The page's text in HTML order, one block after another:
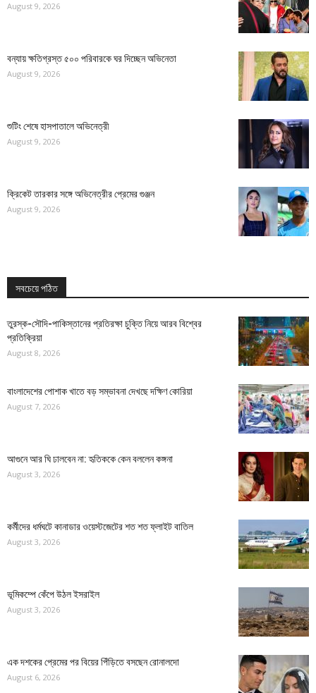
August 9, 2026
বন্যায় ক্ষতিগ্রস্ত ৫০০ পরিবারকে ঘর দিচ্ছেন অভিনেতা
August 9, 2026
শুটিং শেষে হাসপাতালে অভিনেত্রী
August 9, 2026
ক্রিকেট তারকার সঙ্গে অভিনেত্রীর প্রেমের গুঞ্জন
August 9, 2026
সবচেয়ে পঠিত
তুরস্ক-সৌদি-পাকিস্তানের প্রতিরক্ষা চুক্তি নিয়ে আরব বিশ্বের
প্রতিক্রিয়া
August 8, 2026
বাংলাদেশের পোশাক খাতে বড় সম্ভাবনা দেখছে দক্ষিণ কোরিয়া
August 7, 2026
আগুনে আর ঘি ঢালবেন না: হৃতিককে কেন বললেন কঙ্গনা
August 3, 2026
কর্মীদের ধর্মঘটে কানাডার ওয়েস্টজেটের শত শত ফ্লাইট বাতিল
August 3, 2026
ভূমিকম্পে কেঁপে উঠল ইসরাইল
August 3, 2026
এক দশকের প্রেমের পর বিয়ের পিঁড়িতে বসছেন রোনালদো
August 6, 2026